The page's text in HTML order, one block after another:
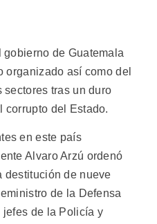
de Guatemala
organizado así como del
tras un duro
corrupto del Estado.
en este país
Alvaro Arzú ordenó
destitución de nueve
de la Defensa
jefes de la Policía y